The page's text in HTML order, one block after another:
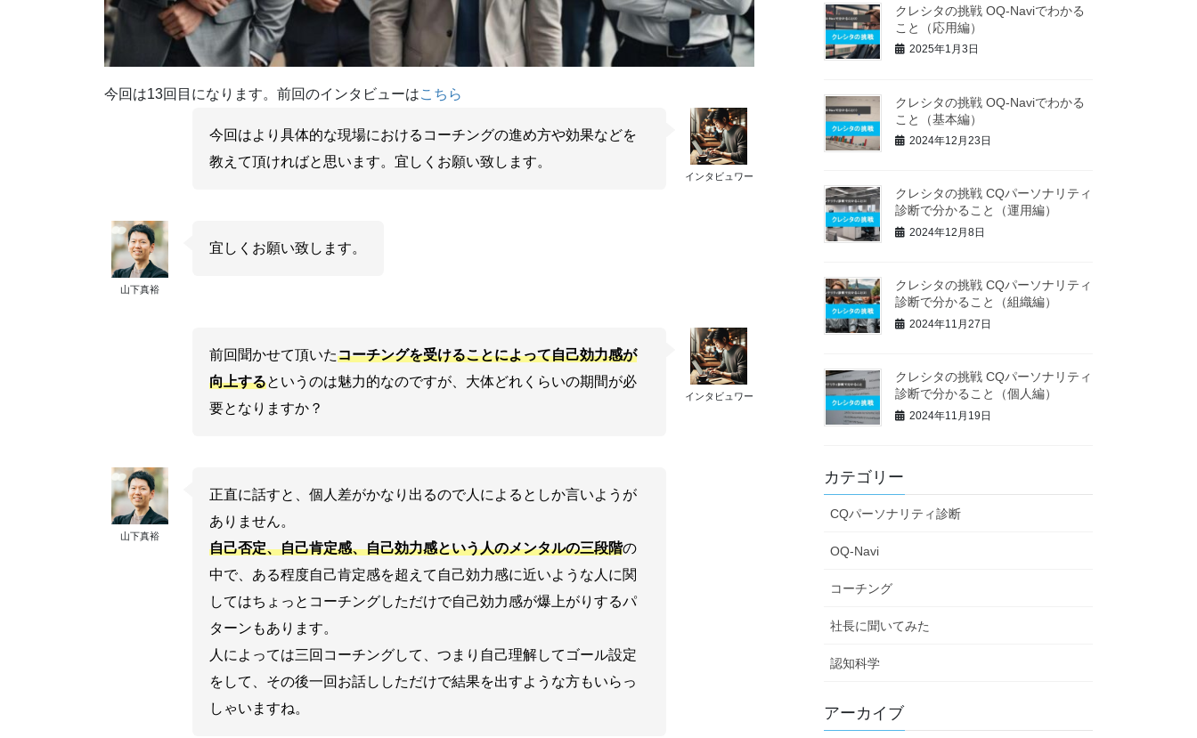
今回は13回目になります。前回のインタビューはこちら
インタビュワー
今回はより具体的な現場におけるコーチングの進め方や効果などを
教えて頂ければと思います。宜しくお願い致します。
山下真裕
宜しくお願い致します。
インタビュワー
前回聞かせて頂いたコーチングを受けることによって自己効力感が
向上するというのは魅力的なのですが、大体どれくらいの期間が必
要となりますか？
山下真裕
正直に話すと、個人差がかなり出るので人によるとしか言いようが
ありません。
自己否定、自己肯定感、自己効力感という人のメンタルの三段階の
中で、ある程度自己肯定感を超えて自己効力感に近いような人に関
してはちょっとコーチングしただけで自己効力感が爆上がりするパ
ターンもあります。
人によっては三回コーチングして、つまり自己理解してゴール設定
をして、その後一回お話ししただけで結果を出すような方もいらっ
しゃいますね。
クレシタの挑戦 OQ-Naviでわかる
こと（応用編）
2025年1月3日
クレシタの挑戦 OQ-Naviでわかる
こと（基本編）
2024年12月23日
クレシタの挑戦 CQパーソナリティ
診断で分かること（運用編）
2024年12月8日
クレシタの挑戦 CQパーソナリティ
診断で分かること（組織編）
2024年11月27日
クレシタの挑戦 CQパーソナリティ
診断で分かること（個人編）
2024年11月19日
カテゴリー
CQパーソナリティ診断
OQ-Navi
コーチング
社長に聞いてみた
認知科学
アーカイブ